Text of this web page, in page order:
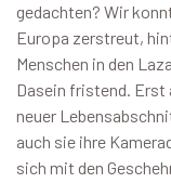
gedachten? Wir
Europa zerstreut,
Menschen in den
Dasein fristend. Erst
neuer
auch sie ihre
sich mit den